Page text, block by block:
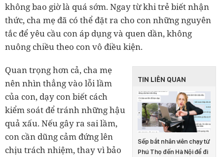
không bao giờ là quá sớm. Ngay từ khi trẻ biết nhận
thức, cha mẹ đã có thể đặt ra cho con những nguyên
tắc để yêu cầu con áp dụng và quen dần, không
nuông chiều theo con vô điều kiện.
TIN LIÊN QUAN
Sếp bắt nhân viên chạy từ
Phú Thọ đến Hà Nội để đi
Quan trọng hơn cả, cha mẹ
nên nhìn thẳng vào lỗi lầm
của con, dạy con biết cách
kiểm soát để tránh những hậu
quả xấu. Nếu gây ra sai lầm,
con cần dũng cảm đứng lên
chịu trách nhiệm, thay vì bảo